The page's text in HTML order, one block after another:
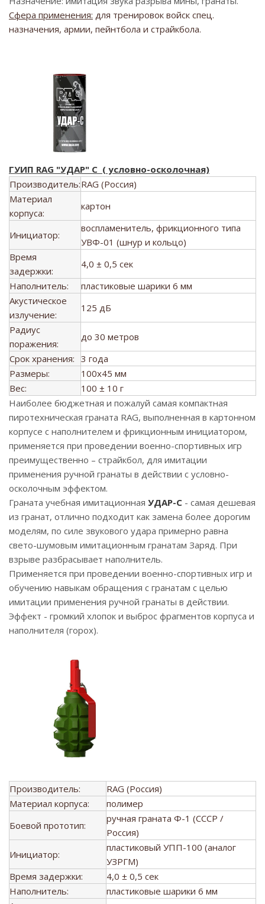
Сфера применения: для тренировок войск спец.
назначения, армии, пейнтбола и страйкбола.
ГУИП RAG "УДАР" С ( условно-осколочная)
Производитель:RAG (Россия)
Материал
корпуса:
картон
Инициатор:
воспламенитель, фрикционного типа
УВФ-01 (шнур и кольцо)
Время
задержки:
4,0 ± 0,5 сек
Наполнитель:
пластиковые шарики 6 мм
Акустическое
излучение:
125 дБ
Радиус
поражения:
до 30 метров
Срок хранения: 3 года
Размеры:
100x45 мм
Вес:
100 ± 10 г
Наиболее бюджетная и пожалуй самая компактная
пиротехническая граната RAG, выполненная в картонном
корпусе с наполнителем и фрикционным инициатором,
применяется при проведении военно-спортивных игр
преимущественно – страйкбол, для имитации
применения ручной гранаты в действии с условно-
осколочным эффектом.
Граната учебная имитационная УДАР-С - самая дешевая
из гранат, отлично подходит как замена более дорогим
моделям, по силе звукового удара примерно равна
свето-шумовым имитационным гранатам Заряд. При
взрыве разбрасывает наполнитель.
Применяется при проведении военно-спортивных игр и
обучению навыкам обращения с гранатам с целью
имитации применения ручной гранаты в действии.
Эффект - громкий хлопок и выброс фрагментов корпуса и
наполнителя (горох).
Производитель:
RAG (Россия)
Материал корпуса:
полимер
Боевой прототип:
ручная граната Ф-1 (СССР /
Россия)
Инициатор:
пластиковый УПП-100 (аналог
УЗРГМ)
Время задержки:
4,0 ± 0,5 сек
Наполнитель:
пластиковые шарики 6 мм